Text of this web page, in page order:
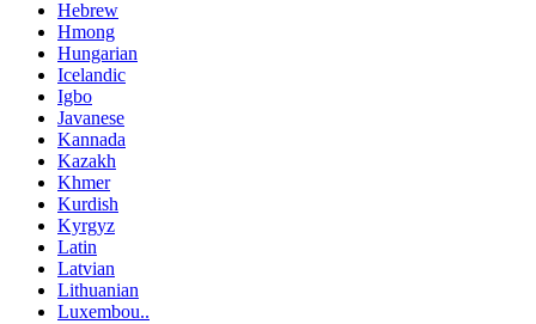
Hebrew
Hmong
Hungarian
Icelandic
Igbo
Javanese
Kannada
Kazakh
Khmer
Kurdish
Kyrgyz
Latin
Latvian
Lithuanian
Luxembou..